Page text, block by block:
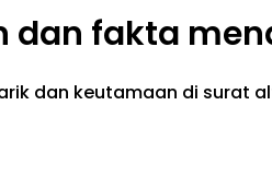
dan fakta
dan keutamaan di surat